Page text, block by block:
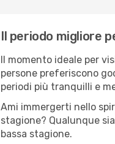
Il periodo migliore
Il momento ideale per
persone preferiscono
periodi più tranquilli e
Ami immergerti nello
stagione? Qualunque
bassa stagione.